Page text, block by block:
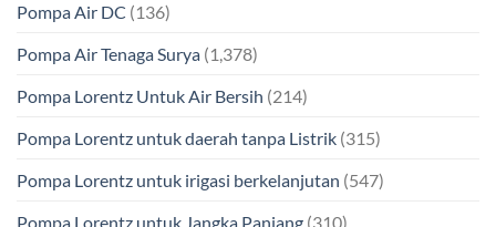
Pompa Air DC (136)
Pompa Air Tenaga Surya (1,378)
Pompa Lorentz Untuk Air Bersih (214)
Pompa Lorentz untuk daerah tanpa Listrik (315)
Pompa Lorentz untuk irigasi berkelanjutan (547)
Pompa Lorentz untuk Jangka Panjang (310)